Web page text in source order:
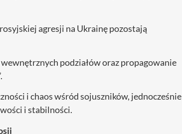
agresji na Ukrainę pozostają
podziałów oraz propagowanie
i chaos wśród sojuszników, jednocześnie
i stabilności.